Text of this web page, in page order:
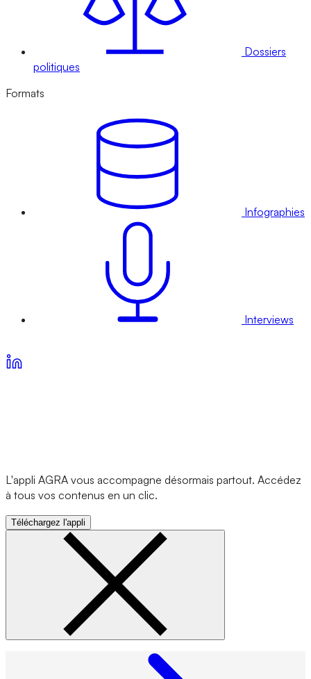
Dossiers
politiques
Formats
Infographies
Interviews
L'appli AGRA vous accompagne désormais partout. Accédez
à tous vos contenus en un clic.
Téléchargez l'appli